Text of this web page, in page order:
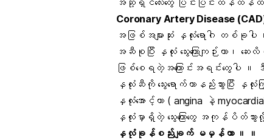
Coronary Artery Disease
အဖြစ်အများဆုံး နှလုံးရောဂါ တစ်ခုပ
အဆီစုပြီး နှလုံး သွေးကြောကျဉ်းတာ၊
ဆေးလိ
ဖြစ်စေရတဲ့အကြောင်းအရင်းတွေပါ ။ ဒီလိုသွေ
နှလုံးဆီကို သွေးရောက်တာနည်းသွားပြီး နှ
နှလုံးအောင့်တာ ( angina နဲ့
နှလုံးမှာရှိတဲ့ သွေးကြောတွေ အကုန်ပိတ်
နှလုံခုန်စည်းချက် မမှန်တာ ။ ။